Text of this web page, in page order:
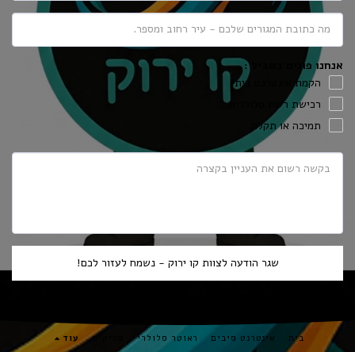
אנחנו פונים בשביל :
הקמת אינטרנט ביתי
רכישת רשת סלולרית
תמיכה או תקלה
שגר הודעה לצוות קו ירוק - נשמח לעזור לכם!
בית אינטרנט סיבים ראוטר סלולרי סטיקים עוד